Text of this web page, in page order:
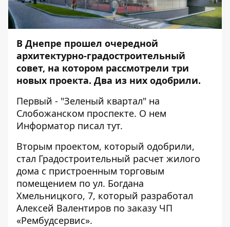
В Днепре прошел очередной
архитектурно-градостроительный
совет, на котором рассмотрели три
новых проекта. Два из них одобрили.
Первый - "Зеленый квартал" на
Слобожанском проспекте. О нем
Информатор писал тут.
Вторым проектом, который одобрили,
стал Градостроительный расчет жилого
дома с пристроенным торговым
помещением по ул. Богдана
Хмельницкого, 7, который разработал
Алексей Валентиров по заказу ЧП
«Рембудсервис».